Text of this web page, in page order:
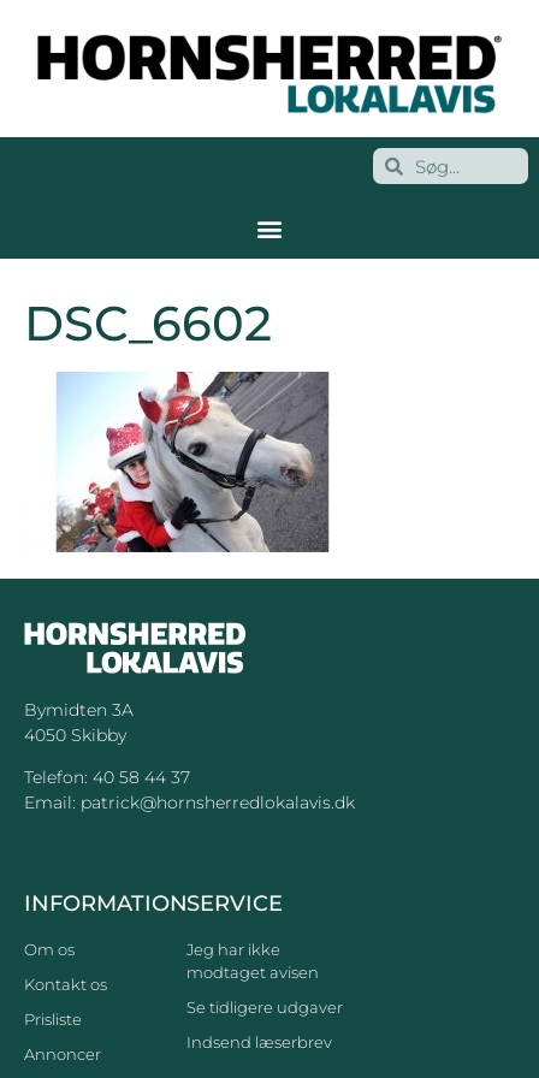
DSC_6602
Bymidten 3A
4050 Skibby
Telefon: 40 58 44 37
Email: patrick@hornsherredlokalavis.dk
INFORMATION
Om os
Kontakt os
Prisliste
Annoncer
SERVICE
Jeg har ikke
modtaget avisen
Se tidligere udgaver
Indsend læserbrev